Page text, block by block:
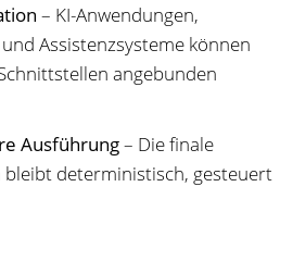
– KI-Anwendungen,
Assistenzsysteme können
angebunden
Ausführung– Die finale
deterministisch, gesteuert